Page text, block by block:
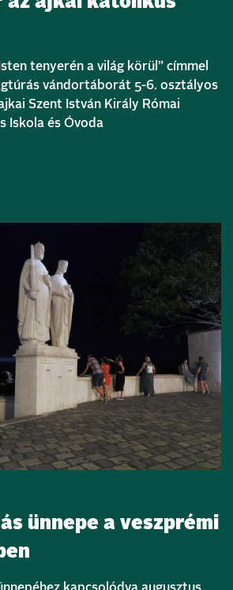
tenyerén a világ körül” címmel
vándortáborát 5-6. osztályos
Szent István Király Római
Iskola és Óvoda
ünnepe a veszprémi